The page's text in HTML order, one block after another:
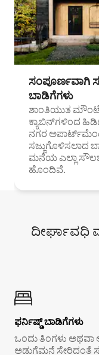
ಸಂಪೂರ್ಣವಾಗಿ
ಬಾಡಿಗೆಗಳು
ಶಾಂತಿಯುತ
ಕ್ಯಾಬಿನ್‌ಗಳಿಂದ
ನಗರ
ಸಜ್ಜುಗೊಳಿಸಲಾದ
ಮನೆಯ ಎಲ್ಲಾ
ಹೊಂದಿವೆ.
ದೀರ್ಘಾವಧಿ
ಫರ್ನಿಷ್ಡ್ ಬಾಡಿಗೆಗಳು
ಒಂದು ತಿಂಗಳು ಅಥವಾ
ಅಡುಗೆಮನೆ ಸೇರಿದಂತೆ